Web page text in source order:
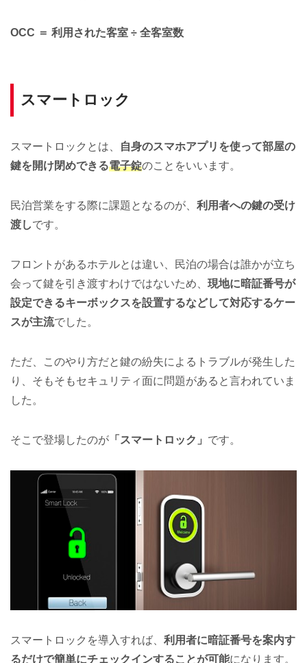
OCC ＝ 利用された客室 ÷ 全客室数
スマートロック
スマートロックとは、
自身のスマホアプリを使って部屋の
鍵を開け閉めできる電子錠のことをいいます。
民泊営業をする際に課題となるのが、 利用者への鍵の受け
渡しです。
フロントがあるホテルとは違い、民泊の場合は誰かが立ち
会って鍵を引き渡すわけではないため、 現地に暗証番号が
設定できるキーボックスを設置するなどして対応するケー
スが主流でした。
ただ、このやり方だと鍵の紛失によるトラブルが発生した
り、そもそもセキュリティ面に問題があると言われていま
した。
そこで登場したのが 「スマートロック」 です。
スマートロックを導入すれば、 利用者に暗証番号を案内す
るだけで簡単にチェックインすることが可能になります。